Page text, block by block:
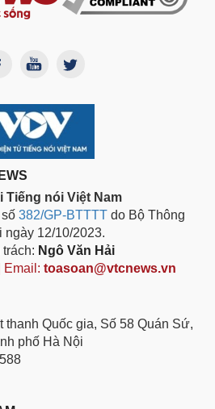
Tiếng nói Việt Nam
382/GP-BTTTT do Bộ Thông
ngày 12/10/2023.
Ngô Văn Hải
| Email: toasoan@vtcnews.vn
thanh Quốc gia, Số 58 Quán Sứ,
phố Hà Nội